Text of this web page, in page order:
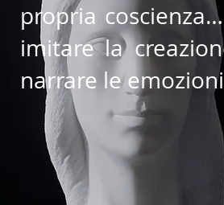
propria
imitare la
narrare le